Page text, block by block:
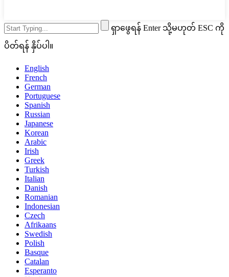
ရှာဖွေရန် Enter သို့မဟုတ် ESC ကို
ပိတ်ရန် နှိပ်ပါ။
English
French
German
Portuguese
Spanish
Russian
Japanese
Korean
Arabic
Irish
Greek
Turkish
Italian
Danish
Romanian
Indonesian
Czech
Afrikaans
Swedish
Polish
Basque
Catalan
Esperanto